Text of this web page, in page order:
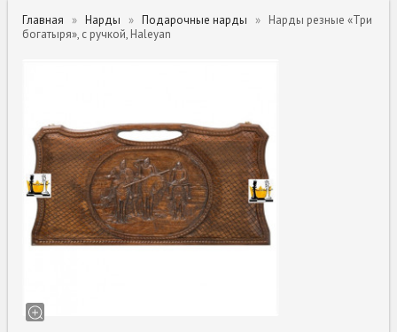
Главная Нарды Подарочные нарды
Нарды резные «Три
богатыря», с ручкой, Haleyan